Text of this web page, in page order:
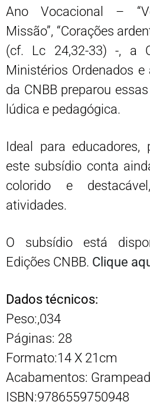
Ano Vocacional –
Missão”, “Corações
(cf. Lc 24,32-33) -, a
Ministérios Ordenados
da CNBB preparou
lúdica e pedagógica.
Ideal para educadores,
este subsídio conta
colorido e
atividades.
O subsídio está
Edições CNBB. Clique
Dados técnicos:
Peso:,034
Páginas: 28
Formato:14 X 21cm
Acabamentos:
ISBN:9786559750948